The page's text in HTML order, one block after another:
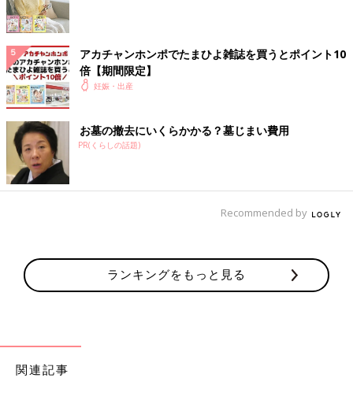
お産用パッド（破水時・出産当日・夜用）全3種：各1
産じょくショーツ×2
スムースガウン×1
ベビーおしりふき×1
クリーンコットンモナリー®
ガーゼハンカチ
スリッパ
洗面セット（
ル/帆布トートバッグ）
臍帯セット（滅菌おへそガーゼ/消毒用エタノール/亜鉛華デンプ
す。
アカチャンホンポでたまひよ雑誌を買うとポイント10
倍【期間限定】
妊娠・出産
お墓の撤去にいくらかかる？墓じまい費用
PR(くらしの話題)
Recommended by
ランキングをもっと見る
関連記事